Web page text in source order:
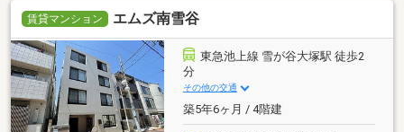
賃貸マンション エムズ南雪谷
東急池上線 雪が谷大塚駅 徒歩2
分
その他の交通
築5年6ヶ月 / 4階建